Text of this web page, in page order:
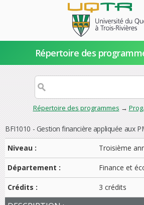
Répertoire des
Répertoire des programmes →
BFI1010 - Gestion financière appliquée aux
Niveau :
Troisième
Département : Finance et
Crédits : 3 crédits